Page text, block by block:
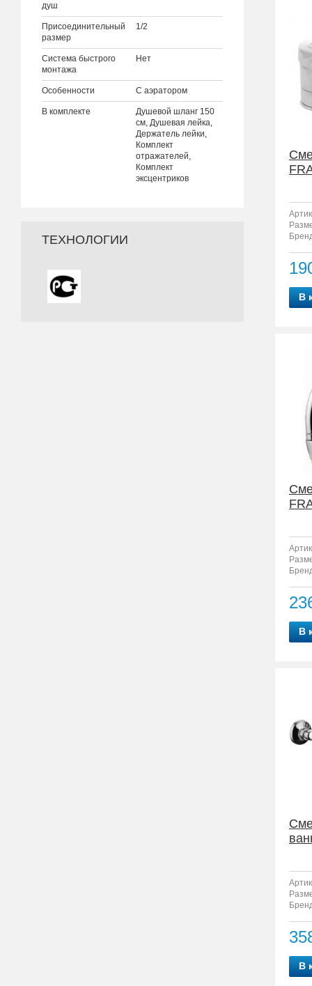
душ
Присоединительный
размер
1/2
Система быстрого
монтажа
Нет
Особенности С аэратором
В комплекте
Душевой шланг 150
см, Душевая лейка,
Держатель лейки,
Комплект
отражателей,
Комплект
эксцентриков
ТЕХНОЛОГИИ
В
В
В